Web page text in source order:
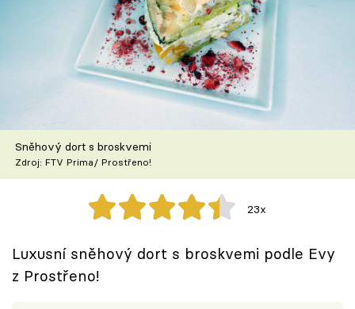
TV Program
Recepty z TV
Speciál: Cuketa
Těhotnej kuchař
Sledujte prima+
Sněhový dort s broskvemi
Zdroj: FTV Prima/ Prostřeno!
23x
Luxusní sněhový dort s broskvemi podle Evy
z Prostřeno!